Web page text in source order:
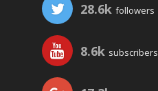
28.6k followers
8.6k subscribers